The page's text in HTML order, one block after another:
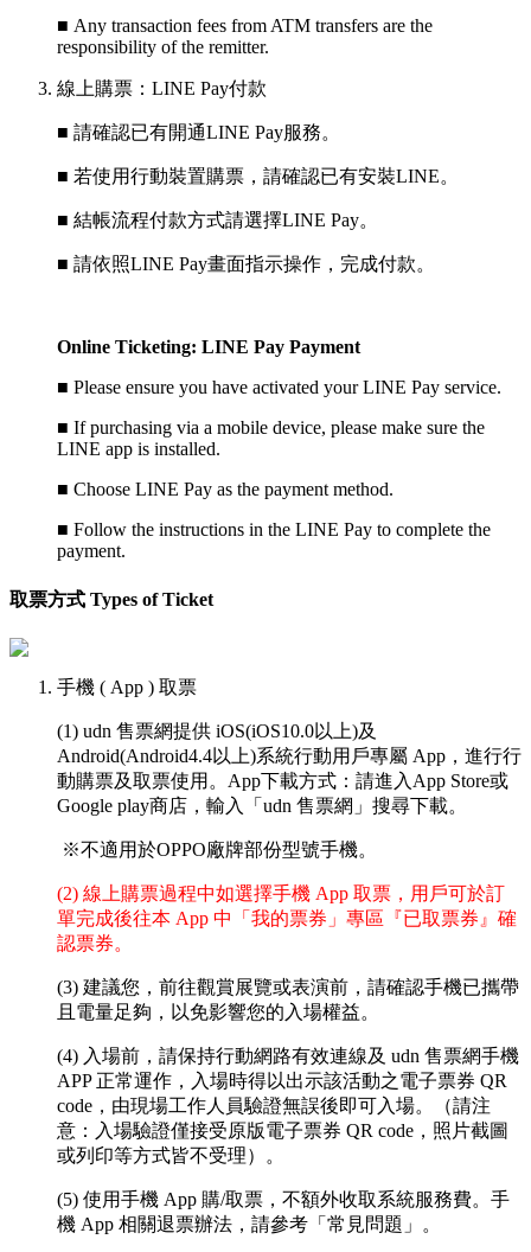
■ Any transaction fees from ATM transfers are the
responsibility of the remitter.
線上購票：LINE Pay付款
■ 請確認已有開通LINE Pay服務。
■ 若使用行動裝置購票，請確認已有安裝LINE。
■ 結帳流程付款方式請選擇LINE Pay。
■ 請依照LINE Pay畫面指示操作，完成付款。
Online Ticketing: LINE Pay Payment
■ Please ensure you have activated your LINE Pay service.
■ If purchasing via a mobile device, please make sure the
LINE app is installed.
■ Choose LINE Pay as the payment method.
■ Follow the instructions in the LINE Pay to complete the
payment.
取票方式 Types of Ticket
手機 ( App ) 取票
(1) udn 售票網提供 iOS(iOS10.0以上)及
Android(Android4.4以上)系統行動用戶專屬 App，進行行
動購票及取票使用。App下載方式：請進入App Store或
Google play商店，輸入「udn 售票網」搜尋下載。
※不適用於OPPO廠牌部份型號手機。
(2) 線上購票過程中如選擇手機 App 取票，用戶可於訂
單完成後往本 App 中「我的票券」專區『已取票券』確
認票券。
(3) 建議您，前往觀賞展覽或表演前，請確認手機已攜帶
且電量足夠，以免影響您的入場權益。
(4) 入場前，請保持行動網路有效連線及 udn 售票網手機
APP 正常運作，入場時得以出示該活動之電子票券 QR
code，由現場工作人員驗證無誤後即可入場。（請注
意：入場驗證僅接受原版電子票券 QR code，照片截圖
或列印等方式皆不受理）。
(5) 使用手機 App 購/取票，不額外收取系統服務費。手
機 App 相關退票辦法，請參考「常見問題」。